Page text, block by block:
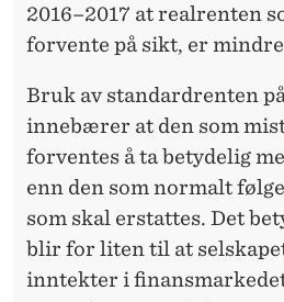
2016–2017 at realrenten
forvente på sikt, er
Bruk av standardrenten
innebærer at den som
forventes å ta betydelig
enn den som normalt
som skal erstattes. Det
blir for liten til at
inntekter i